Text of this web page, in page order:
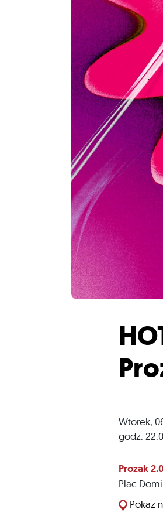
Wtorek,
godz:
Prozak 2.0
Plac
Pokaż